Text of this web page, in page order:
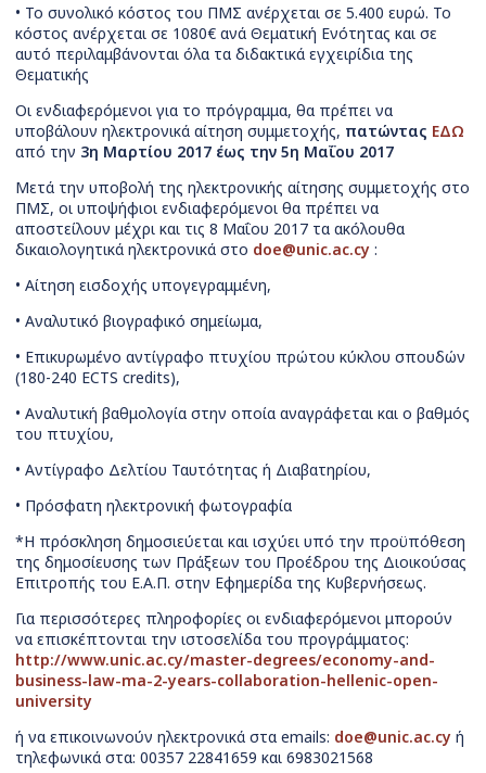
• Το συνολικό κόστος του ΠΜΣ ανέρχεται σε 5.400 ευρώ. Το
κόστος ανέρχεται σε 1080€ ανά Θεματική Ενότητας και σε
αυτό περιλαμβάνονται όλα τα διδακτικά εγχειρίδια της
Θεματικής
Οι ενδιαφερόμενοι για το πρόγραμμα, θα πρέπει να
υποβάλουν ηλεκτρονικά αίτηση συμμετοχής, πατώντας ΕΔΩ
από την 3η Μαρτίου 2017 έως την 5η Μαΐου 2017
Μετά την υποβολή της ηλεκτρονικής αίτησης συμμετοχής στο
ΠΜΣ, οι υποψήφιοι ενδιαφερόμενοι θα πρέπει να
αποστείλουν μέχρι και τις 8 Μαΐου 2017 τα ακόλουθα
δικαιολογητικά ηλεκτρονικά στο doe@unic.ac.cy :
• Αίτηση εισδοχής υπογεγραμμένη,
• Αναλυτικό βιογραφικό σημείωμα,
• Επικυρωμένο αντίγραφο πτυχίου πρώτου κύκλου σπουδών
(180-240 ECTS credits),
• Αναλυτική βαθμολογία στην οποία αναγράφεται και ο βαθμός
του πτυχίου,
• Αντίγραφο Δελτίου Ταυτότητας ή Διαβατηρίου,
• Πρόσφατη ηλεκτρονική φωτογραφία
*Η πρόσκληση δημοσιεύεται και ισχύει υπό την προϋπόθεση
της δημοσίευσης των Πράξεων του Προέδρου της Διοικούσας
Επιτροπής του Ε.Α.Π. στην Εφημερίδα της Κυβερνήσεως.
Για περισσότερες πληροφορίες οι ενδιαφερόμενοι μπορούν
να επισκέπτονται την ιστοσελίδα του προγράμματος:
http://www.unic.ac.cy/master-degrees/economy-and-
business-law-ma-2-years-collaboration-hellenic-open-
university
ή να επικοινωνούν ηλεκτρονικά στα emails: doe@unic.ac.cy ή
τηλεφωνικά στα: 00357 22841659 και 6983021568